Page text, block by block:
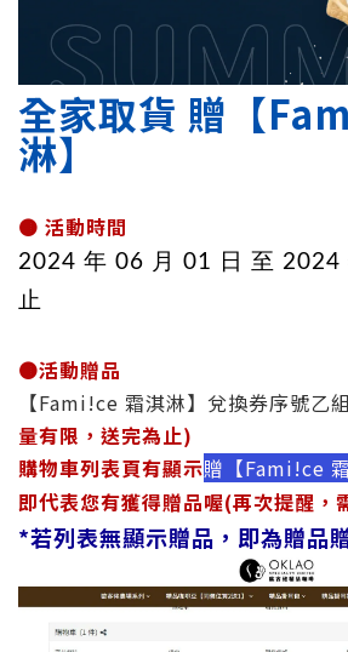
全家取貨 贈【
淋】
🟤 活動時間
2024 年 06 月 01 日 至 2024
止
🟤活動贈品
【Fami!ce 霜淇淋】兌換券序號乙
量有限，送完為止)
購物車列表頁有顯示贈【Fami!ce 霜
即代表您有獲得贈品喔(再次提醒，
*若列表無顯示贈品，即為贈品